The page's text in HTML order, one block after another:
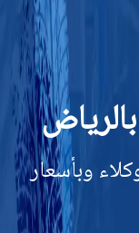
وبأسعار